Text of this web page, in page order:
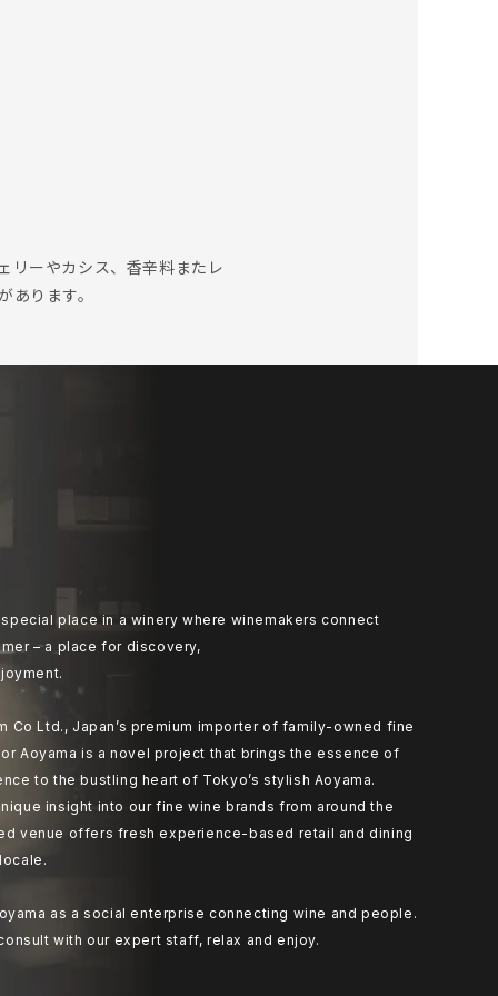
リーやカシス、香辛料またレ
ります。
place in a winery where winemakers connect
– a place for discovery,
Co Ltd., Japan’s premium importer of family-owned fine
Aoyama is a novel project that brings the essence of
to the bustling heart of Tokyo’s stylish Aoyama.
insight into our fine wine brands from around the
venue offers fresh experience-based retail and dining
as a social enterprise connecting wine and people.
with our expert staff, relax and enjoy.